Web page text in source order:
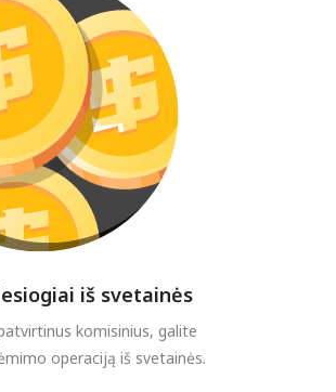
iš svetainės
komisinius, galite
operaciją iš svetainės.